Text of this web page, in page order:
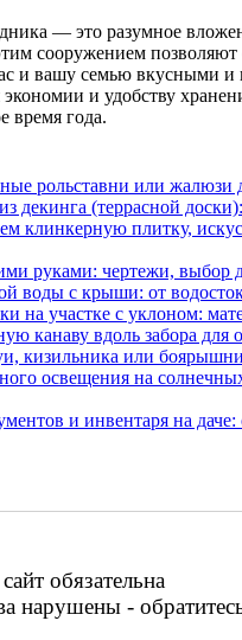
— это разумное
сооружением
и вашу семью вкусными
и удобству
время года.
рольставни или жалюзи
декинга (террасной
клинкерную плитку,
руками: чертежи, выбор
воды с крыши: от
на участке с уклоном:
канаву вдоль забора для
кизильника или
освещения на
и инвентаря на
обязательна
нарушены -